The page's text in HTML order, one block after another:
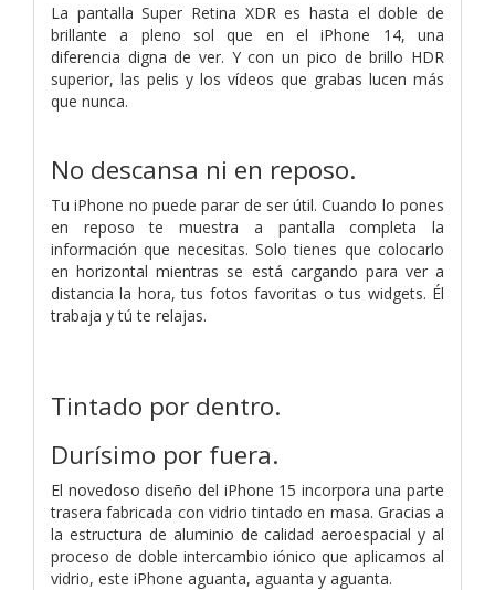
La pantalla Super Retina XDR es hasta el doble de
brillante a pleno sol que en el iPhone 14, una
diferencia digna de ver. Y con un pico de brillo HDR
superior, las pelis y los vídeos que grabas lucen más
que nunca.
No descansa ni en reposo.
Tu iPhone no puede parar de ser útil. Cuando lo pones
en reposo te muestra a pantalla completa la
información que necesitas. Solo tienes que colocarlo
en horizontal mientras se está cargando para ver a
distancia la hora, tus fotos favoritas o tus widgets. Él
trabaja y tú te relajas.
Tintado por dentro.
Durísimo por fuera.
El novedoso diseño del iPhone 15 incorpora una parte
trasera fabricada con vidrio tintado en masa. Gracias a
la estructura de aluminio de calidad aeroespacial y al
proceso de doble intercambio iónico que aplicamos al
vidrio, este iPhone aguanta, aguanta y aguanta.